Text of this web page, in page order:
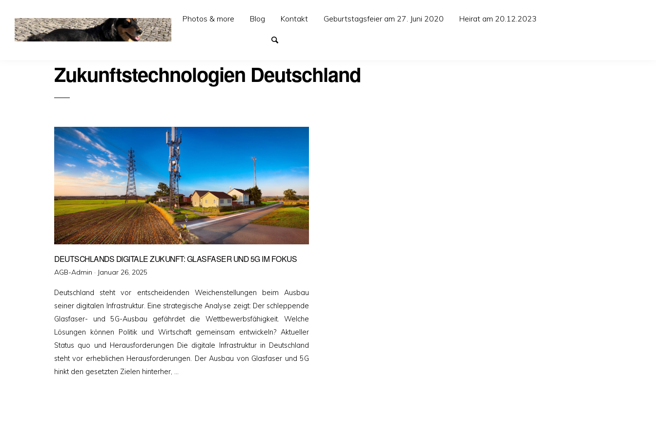
Photos & more Blog Kontakt Geburtstagsfeier am 27. Juni 2020 Heirat am 20.12.2023
Zukunftstechnologien Deutschland
DEUTSCHLANDS DIGITALE ZUKUNFT: GLASFASER UND 5G IM FOKUS
AGB-Admin · Veröffentlicht
Januar 26, 2025
Deutschland steht vor entscheidenden Weichenstellungen beim Ausbau
seiner digitalen Infrastruktur. Eine strategische Analyse zeigt: Der schleppende
Glasfaser- und 5G-Ausbau gefährdet die Wettbewerbsfähigkeit. Welche
Lösungen können Politik und Wirtschaft gemeinsam entwickeln? Aktueller
Status quo und Herausforderungen Die digitale Infrastruktur in Deutschland
steht vor erheblichen Herausforderungen. Der Ausbau von Glasfaser und 5G
hinkt den gesetzten Zielen hinterher, …